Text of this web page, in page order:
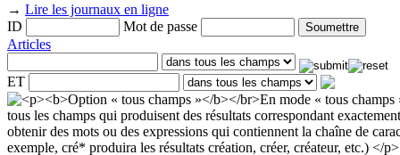
→ Lire les journaux en ligne
ID
Mot de passe
Articles
ET